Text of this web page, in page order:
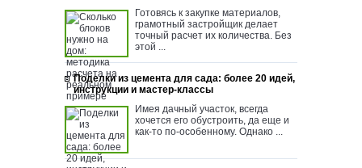
Готовясь к закупке материалов,
грамотный застройщик делает
точный расчет их количества. Без
этой ...
Поделки из цемента для сада: более 20 идей,
инструкции и мастер-классы
Имея дачный участок, всегда
хочется его обустроить, да еще и
как-то по-особенному. Однако ...